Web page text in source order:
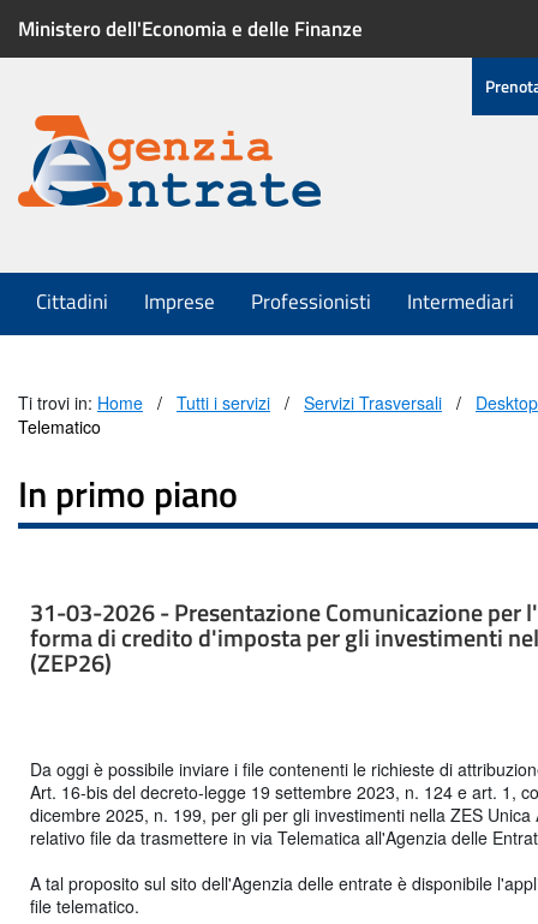
Ministero dell'Economia e delle Finanze
Menu
servizio
Menu
principale
Cittadini Imprese Professionisti Intermediari
Ti trovi in: Home Tutti i servizi Servizi Trasversali
Telematico
In primo piano
31-03-2026 - Presentazione Comunicazione
forma di credito d'imposta per gli investimenti
(ZEP26)
Da oggi è possibile inviare i file contenenti le richieste di
Art. 16-bis del decreto-legge 19 settembre 2023, n. 124 e art. 1,
dicembre 2025, n. 199, per gli per gli investimenti nella ZES
relativo file da trasmettere in via Telematica all'Agenzia delle
A tal proposito sul sito dell'Agenzia delle entrate è disponibile
file telematico.